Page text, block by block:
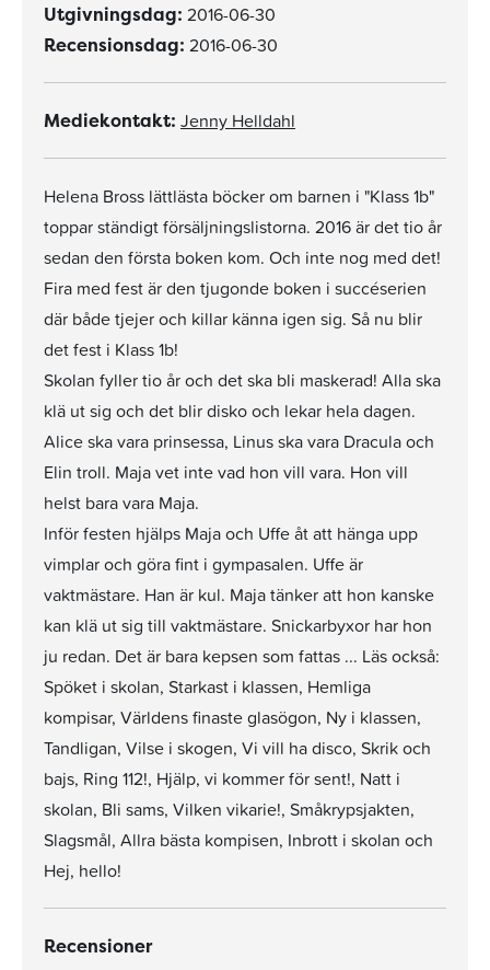
Utgivningsdag: 2016-06-30
Recensionsdag: 2016-06-30
Mediekontakt: Jenny Helldahl
Helena Bross lättlästa böcker om barnen i "Klass 1b"
toppar ständigt försäljningslistorna. 2016 är det tio år
sedan den första boken kom. Och inte nog med det!
Fira med fest är den tjugonde boken i succéserien
där både tjejer och killar känna igen sig. Så nu blir
det fest i Klass 1b!
Skolan fyller tio år och det ska bli maskerad! Alla ska
klä ut sig och det blir disko och lekar hela dagen.
Alice ska vara prinsessa, Linus ska vara Dracula och
Elin troll. Maja vet inte vad hon vill vara. Hon vill
helst bara vara Maja.
Inför festen hjälps Maja och Uffe åt att hänga upp
vimplar och göra fint i gympasalen. Uffe är
vaktmästare. Han är kul. Maja tänker att hon kanske
kan klä ut sig till vaktmästare. Snickarbyxor har hon
ju redan. Det är bara kepsen som fattas ... Läs också:
Spöket i skolan, Starkast i klassen, Hemliga
kompisar, Världens finaste glasögon, Ny i klassen,
Tandligan, Vilse i skogen, Vi vill ha disco, Skrik och
bajs, Ring 112!, Hjälp, vi kommer för sent!, Natt i
skolan, Bli sams, Vilken vikarie!, Småkrypsjakten,
Slagsmål, Allra bästa kompisen, Inbrott i skolan och
Hej, hello!
Recensioner